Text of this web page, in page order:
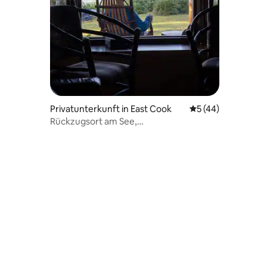
Privatunterkunft in East Cook Durchschnittliche
5 (44)
Rückzugsort am See,